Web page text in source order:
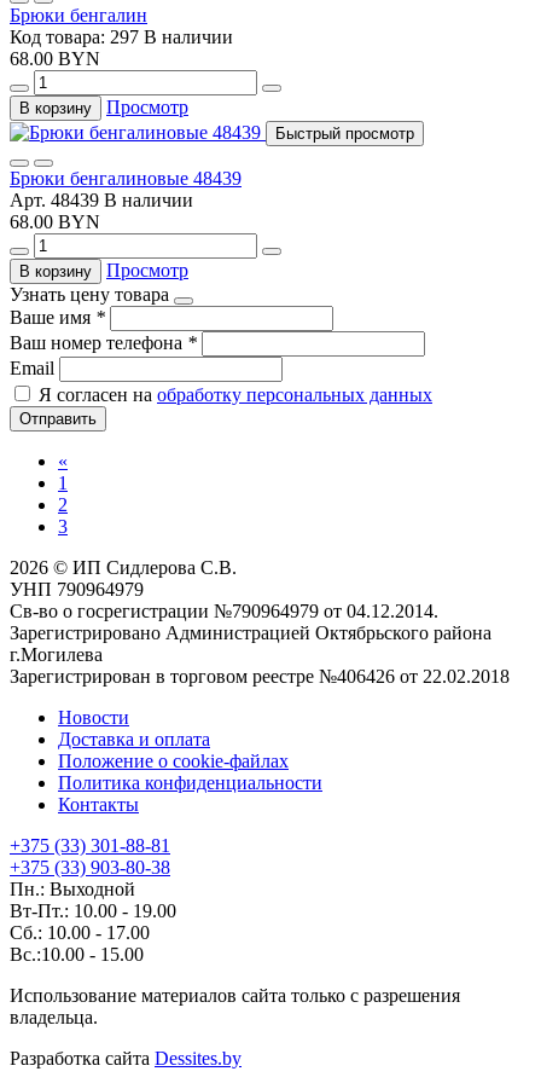
Брюки бенгалин
Код товара: 297 В наличии
68.00 BYN
В корзину Просмотр
Быстрый просмотр
Брюки бенгалиновые 48439
Арт. 48439 В наличии
68.00 BYN
В корзину
Просмотр
Узнать цену товара
Ваше имя *
Ваш номер телефона *
Email
Я согласен на обработку персональных данных
Отправить
«
1
2
3
2026 © ИП Сидлерова С.В.
УНП 790964979
Св-во о госрегистрации №790964979 от 04.12.2014.
Зарегистрировано Администрацией Октябрьского района
г.Могилева
Зарегистрирован в торговом реестре №406426 от 22.02.2018
Новости
Доставка и оплата
Положение о cookie-файлах
Политика конфиденциальности
Контакты
+375 (33) 301-88-81
+375 (33) 903-80-38
Пн.: Выходной
Вт-Пт.: 10.00 - 19.00
Сб.: 10.00 - 17.00
Вс.:10.00 - 15.00
Использование материалов сайта только с разрешения
владельца.
Разработка сайта Dessites.by